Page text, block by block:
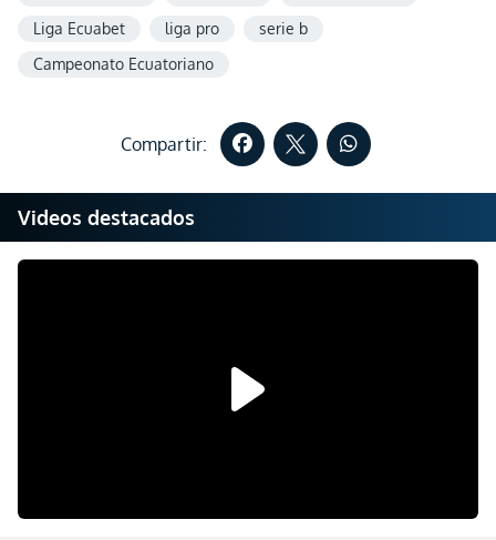
Liga Ecuabet
liga pro
serie b
Campeonato Ecuatoriano
Compartir:
Videos destacados